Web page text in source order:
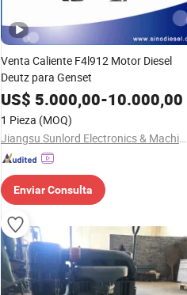
Venta Caliente F4l912 Motor Diesel
Deutz para Genset
US$ 5.000,00-10.000,00
1 Pieza (MOQ)
Jiangsu Sunlord Electronics & Machinery Co., Ltd.
Enviar Consulta